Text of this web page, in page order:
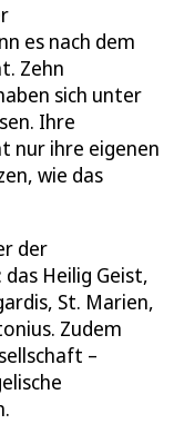
es nach dem
Zehn
sich unter
Ihre
nur ihre eigenen
wie das
der
Heilig Geist,
St. Marien,
Zudem
–